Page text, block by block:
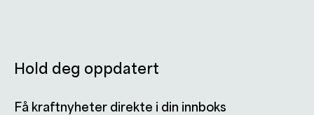
Hold deg oppdatert
Få kraftnyheter direkte i din innboks